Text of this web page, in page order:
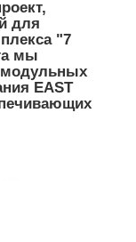
для
"7
мы
модульных
EAST